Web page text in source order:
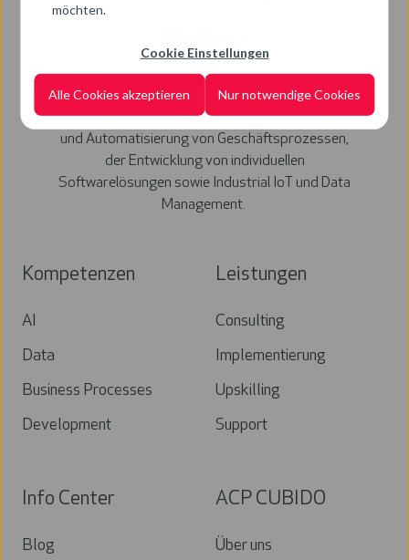
möchten.
Cookie Einstellungen
Alle Cookies akzeptieren Nur notwendige Cookies
ACP CUBIDO ist Spezialist für die Optimierung
und Automatisierung von Geschäftsprozessen,
der Entwicklung von individuellen
Softwarelösungen sowie Industrial IoT und Data
Management.
Kompetenzen
AI
Data
Business Processes
Development
Leistungen
Consulting
Implementierung
Upskilling
Support
Info Center
Blog
ACP CUBIDO
Über uns